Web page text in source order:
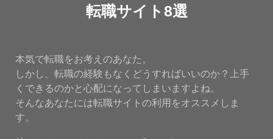
転職サイト8選
本気で転職をお考えのあなた。
しかし、転職の経験もなくどうすればいいのか？上手
くできるのかと心配になってしまいますよね。
そんなあなたには転職サイトの利用をオススメしま
す。